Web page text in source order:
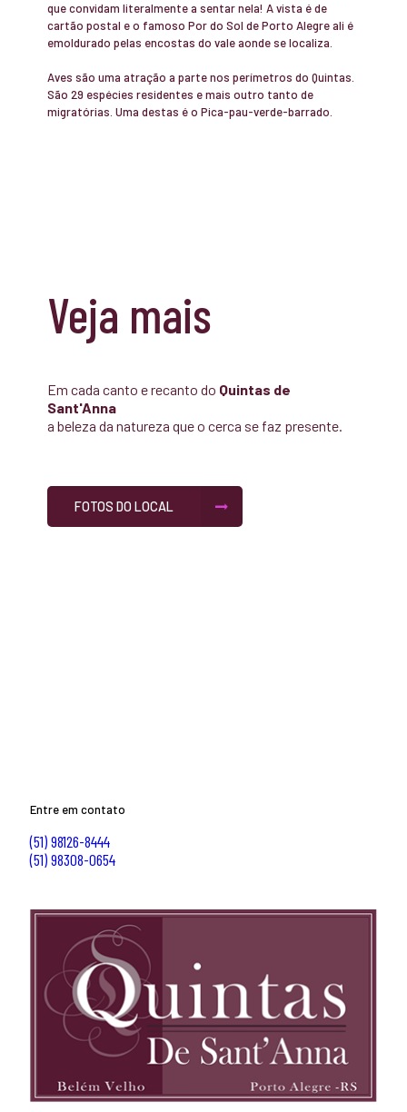
que convidam literalmente a sentar nela! A vista é de
cartão postal e o famoso Por do Sol de Porto Alegre ali é
emoldurado pelas encostas do vale aonde se localiza.
Aves são uma atração a parte nos perímetros do Quintas.
São 29 espécies residentes e mais outro tanto de
migratórias. Uma destas é o Pica-pau-verde-barrado.
Veja mais
Em cada canto e recanto do Quintas de
Sant'Anna
a beleza da natureza que o cerca se faz presente.
FOTOS DO LOCAL
Entre em contato
(51) 98126-8444
(51) 98308-0654